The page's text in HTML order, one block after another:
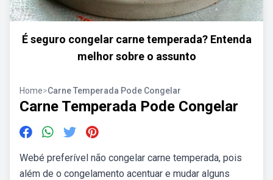
É seguro congelar carne temperada? Entenda
melhor sobre o assunto
Home>Carne Temperada Pode Congelar
Carne Temperada Pode Congelar
Webé preferível não congelar carne temperada, pois
além de o congelamento acentuar e mudar alguns